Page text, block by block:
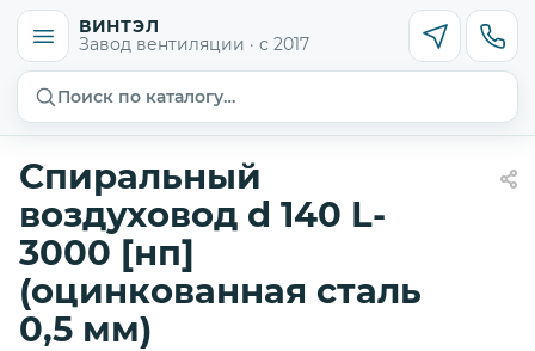
ВИНТЭЛ
Завод вентиляции · с 2017
Поиск по каталогу…
Спиральный
воздуховод d 140 L-
3000 [нп]
(оцинкованная сталь
0,5 мм)